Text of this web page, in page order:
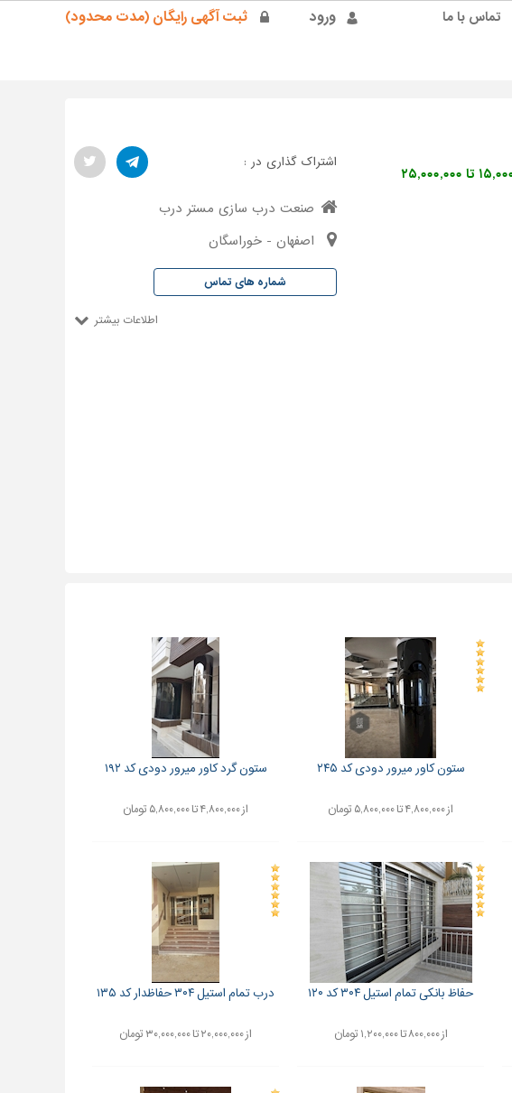
ورود ثبت آگهی رایگان (مدت محدود) تماس با ما
از ۱۵,۰۰۰,۰۰۰ تا ۲۵,۰۰۰,۰۰۰
اشتراک گذاری در :
صنعت درب سازی مستر درب
اصفهان - خوراسگان
شماره های تماس
اطلاعات بیشتر
ستون کاور میرور دودی کد ۲۴۵
از ۴,۸۰۰,۰۰۰ تا ۵,۸۰۰,۰۰۰ تومان
ستون گرد کاور میرور دودی کد ۱۹۲
از ۴,۸۰۰,۰۰۰ تا ۵,۸۰۰,۰۰۰ تومان
حفاظ بانکی تمام استیل ۳۰۴ کد ۱۲۰
از ۸۰۰,۰۰۰ تا ۱,۲۰۰,۰۰۰ تومان
درب تمام استیل ۳۰۴ حفاظدار کد ۱۳۵
از ۲۰,۰۰۰,۰۰۰ تا ۳۰,۰۰۰,۰۰۰ تومان